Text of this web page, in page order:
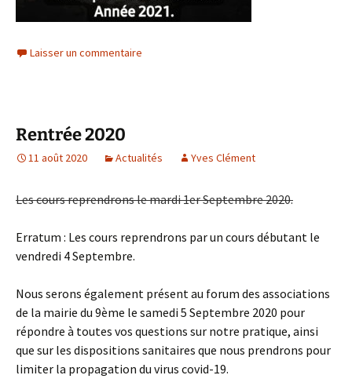
Laisser un commentaire
Rentrée 2020
11 août 2020 Actualités Yves Clément
Les cours reprendrons le mardi 1er Septembre 2020.
Erratum : Les cours reprendrons par un cours débutant le
vendredi 4 Septembre.
Nous serons également présent au forum des associations
de la mairie du 9ème le samedi 5 Septembre 2020 pour
répondre à toutes vos questions sur notre pratique, ainsi
que sur les dispositions sanitaires que nous prendrons pour
limiter la propagation du virus covid-19.